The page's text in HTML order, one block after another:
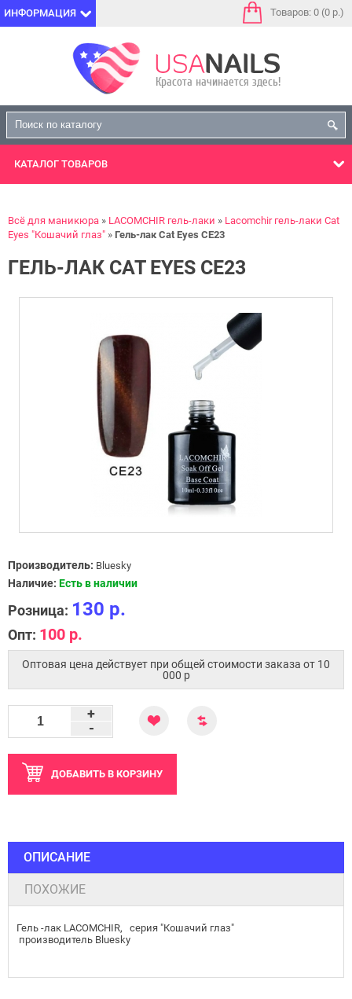
ИНФОРМАЦИЯ Товаров: 0 (0 р.)
КАТАЛОГ ТОВАРОВ
Всё для маникюра LACOMCHIR гель-лаки
Lacomchir гель-лаки Cat
Eyes "Кошачий глаз"
Гель-лак Cat Eyes CE23
ГЕЛЬ-ЛАК CAT EYES CE23
Производитель: Bluesky
Наличие: Есть в наличии
Розница: 130 р.
Опт: 100 р.
Оптовая цена действует при общей стоимости заказа от 10
000 p
-
+
ДОБАВИТЬ В КОРЗИНУ
ОПИСАНИЕ
ПОХОЖИЕ
Гель -лак LACOMCHIR, серия "Кошачий глаз"
производитель Bluesky